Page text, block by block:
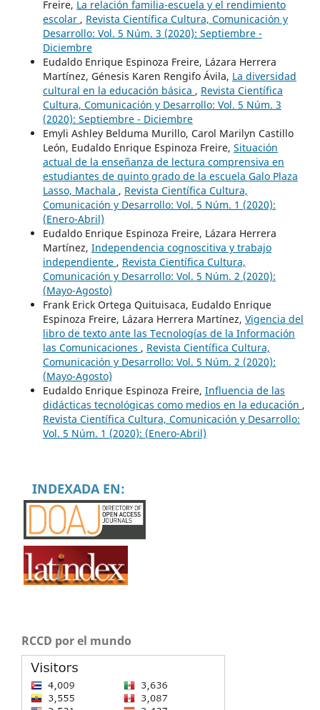
Freire, La relación familia-escuela y el rendimiento
escolar , Revista Científica Cultura, Comunicación y
Desarrollo: Vol. 5 Núm. 3 (2020): Septiembre -
Diciembre
Eudaldo Enrique Espinoza Freire, Lázara Herrera
Martínez, Génesis Karen Rengifo Ávila, La diversidad
cultural en la educación básica , Revista Científica
Cultura, Comunicación y Desarrollo: Vol. 5 Núm. 3
(2020): Septiembre - Diciembre
Emyli Ashley Belduma Murillo, Carol Marilyn Castillo
León, Eudaldo Enrique Espinoza Freire, Situación
actual de la enseñanza de lectura comprensiva en
estudiantes de quinto grado de la escuela Galo Plaza
Lasso, Machala , Revista Científica Cultura,
Comunicación y Desarrollo: Vol. 5 Núm. 1 (2020):
(Enero-Abril)
Eudaldo Enrique Espinoza Freire, Lázara Herrera
Martínez, Independencia cognoscitiva y trabajo
independiente , Revista Científica Cultura,
Comunicación y Desarrollo: Vol. 5 Núm. 2 (2020):
(Mayo-Agosto)
Frank Erick Ortega Quituisaca, Eudaldo Enrique
Espinoza Freire, Lázara Herrera Martínez, Vigencia del
libro de texto ante las Tecnologías de la Información
las Comunicaciones , Revista Científica Cultura,
Comunicación y Desarrollo: Vol. 5 Núm. 2 (2020):
(Mayo-Agosto)
Eudaldo Enrique Espinoza Freire, Influencia de las
didácticas tecnológicas como medios en la educación ,
Revista Científica Cultura, Comunicación y Desarrollo:
Vol. 5 Núm. 1 (2020): (Enero-Abril)
INDEXADA EN:
RCCD por el mundo